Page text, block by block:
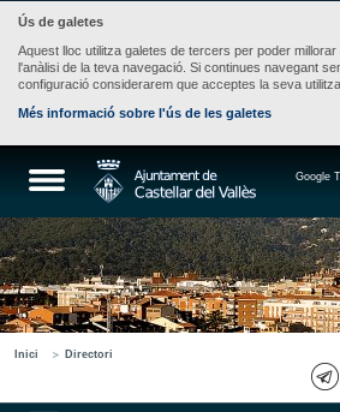
Ús de galetes
Aquest lloc utilitza galetes de tercers per poder
l'anàlisi de la teva navegació. Si continues navegant
configuració considerarem que acceptes la seva
Més informació sobre l'ús de les galetes
Google
Inici Directori